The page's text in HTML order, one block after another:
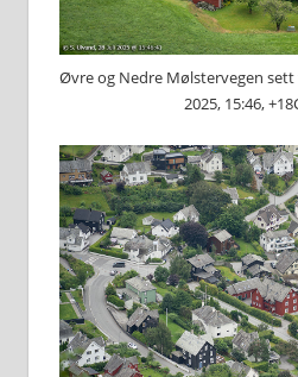
Øvre og Nedre Mølstervegen
2025, 15:46,